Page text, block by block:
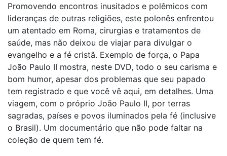
Promovendo encontros inusitados e polêmicos com
lideranças de outras religiões, este polonês enfrentou
um atentado em Roma, cirurgias e tratamentos de
saúde, mas não deixou de viajar para divulgar o
evangelho e a fé cristã. Exemplo de força, o Papa
João Paulo II mostra, neste DVD, todo o seu carisma e
bom humor, apesar dos problemas que seu papado
tem registrado e que você vê aqui, em detalhes. Uma
viagem, com o próprio João Paulo II, por terras
sagradas, países e povos iluminados pela fé (inclusive
o Brasil). Um documentário que não pode faltar na
coleção de quem tem fé.